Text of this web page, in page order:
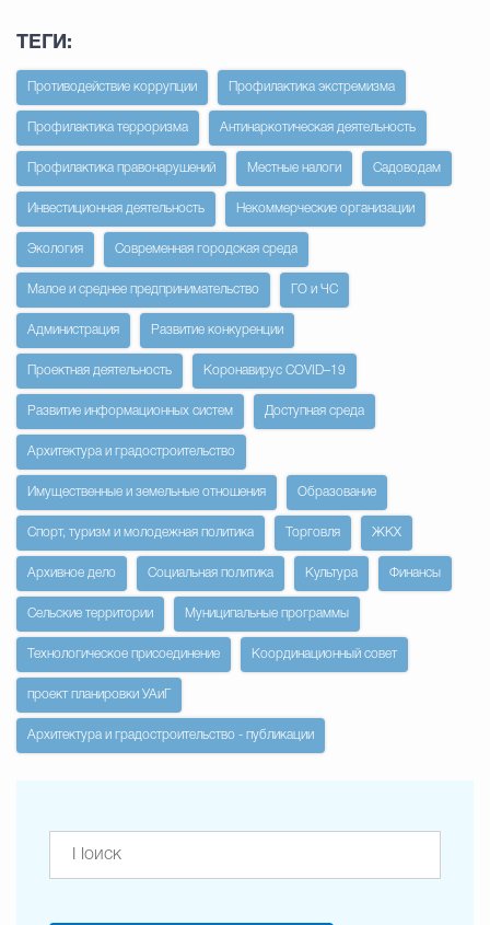
ТЕГИ:
Противодействие коррупции Профилактика экстремизма
Профилактика терроризма Антинаркотическая деятельность
Профилактика правонарушений Местные налоги Садоводам
Инвестиционная деятельность Некоммерческие организации
Экология Современная городская среда
Малое и среднее предпринимательство ГО и ЧС
Администрация Развитие конкуренции
Проектная деятельность Коронавирус COVID–19
Развитие информационных систем Доступная среда
Архитектура и градостроительство
Имущественные и земельные отношения Образование
Спорт, туризм и молодежная политика Торговля ЖКХ
Архивное дело Социальная политика Культура Финансы
Сельские территории Муниципальные программы
Технологическое присоединение Координационный совет
проект планировки УАиГ
Архитектура и градостроительство - публикации